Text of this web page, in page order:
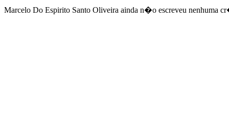
Marcelo Do Espirito Santo Oliveira ainda n�o escreveu nenhuma